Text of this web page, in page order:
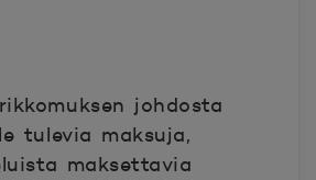
johdosta
tulevia maksuja,
maksettavia